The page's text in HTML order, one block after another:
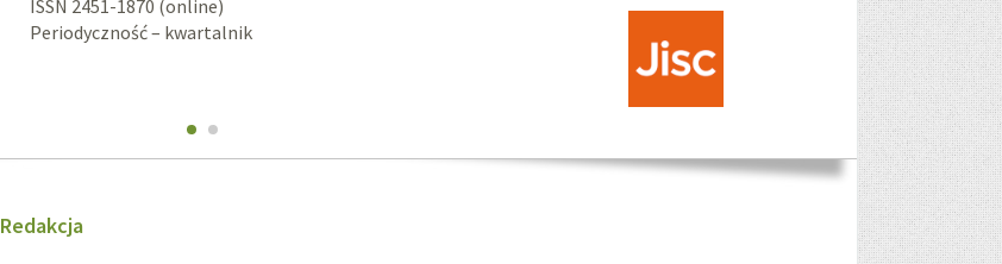
ISSN 2451-1870 (online)
Periodyczność – kwartalnik
Redakcja